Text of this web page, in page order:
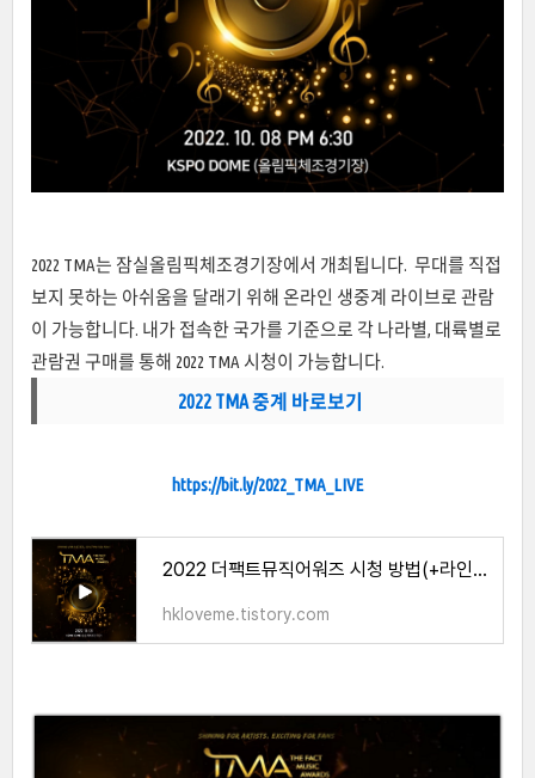
2022 TMA는 잠실올림픽체조경기장에서 개최됩니다. 무대를 직접
보지 못하는 아쉬움을 달래기 위해 온라인 생중계 라이브로 관람
이 가능합니다. 내가 접속한 국가를 기준으로 각 나라별, 대륙별로
관람권 구매를 통해 2022 TMA 시청이 가능합니다.
2022 TMA 중계 바로보기
https://bit.ly/2022_TMA_LIVE
2022 더팩트뮤직어워즈 시청 방법(+라인업, 큐시트순서)
hkloveme.tistory.com